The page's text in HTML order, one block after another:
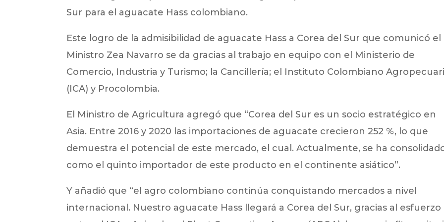
Sur para el aguacate Hass colombiano.
Este logro de la admisibilidad de aguacate Hass a Corea del Sur que comunicó el
Ministro Zea Navarro se da gracias al trabajo en equipo con el Ministerio de
Comercio, Industria y Turismo; la Cancillería; el Instituto Colombiano
(ICA) y Procolombia.
El Ministro de Agricultura agregó que “Corea del Sur es un socio estratégico en
Asia. Entre 2016 y 2020 las importaciones de aguacate crecieron 252 %, lo que
demuestra el potencial de este mercado, el cual. Actualmente, se ha
como el quinto importador de este producto en el continente asiático”.
Y añadió que “el agro colombiano continúa conquistando mercados a nivel
internacional. Nuestro aguacate Hass llegará a Corea del Sur, gracias al esfuerzo